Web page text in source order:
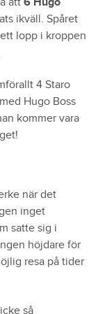
ikväll. Spåret
lopp i kroppen
4 Staro
Hugo Boss
kommer vara
när det
inget
satte sig i
höjdare för
resa på tider
så